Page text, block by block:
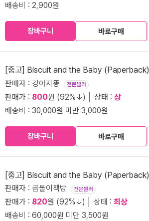
배송비 : 2,900원
장바구니 바로구매
[중고] Biscuit and the Baby (Paperback)
판매자 : 강아지똥 전문셀러
판매가 : 800원 (92%↓) │ 상태 : 상
배송비 : 30,000원 미만 3,000원
장바구니 바로구매
[중고] Biscuit and the Baby (Paperback)
판매자 : 곰돌이책방 전문셀러
판매가 : 820원 (92%↓) │ 상태 : 최상
배송비 : 60,000원 미만 3,500원